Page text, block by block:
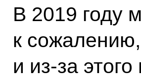
В 2019 году
к
и из-за